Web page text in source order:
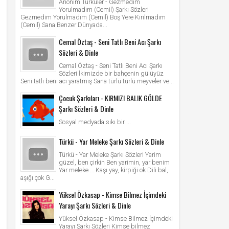
Anonim Türküler - Gezmedim
Yorulmadım (Cemil) Şarkı Sözleri
Gezmedim Yorulmadım (Cemil) Boş Yere Kırılmadım
(Cemil) Sana Benzer Dünyada...
Cemal Öztaş - Seni Tatlı Beni Acı Şarkı
Sözleri & Dinle
Cemal Öztaş - Seni Tatlı Beni Acı Şarkı
Sözleri İkimizde bir bahçenin gülüyüz
Seni tatlı beni acı yaratmış Sana türlü türlü meyveler ve...
Çocuk Şarkıları - KIRMIZI BALIK GÖLDE
Şarkı Sözleri & Dinle
Sosyal medyada sıkı bir ...
Türkü - Yar Meleke Şarkı Sözleri & Dinle
Türkü - Yar Meleke Şarkı Sözleri Yarim
güzel, ben çirkin Ben yarimin, yar benim
Yar meleke … Kaşı yay, kirpiği ok Dili bal,
aşığı çok G...
Yüksel Özkasap - Kimse Bilmez İçimdeki
Yarayı Şarkı Sözleri & Dinle
Yüksel Özkasap - Kimse Bilmez İçimdeki
Yarayı Şarkı Sözleri Kimse bilmez